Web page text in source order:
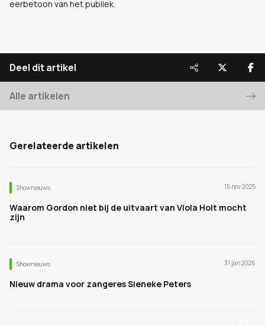
eerbetoon van het publiek.
Deel dit artikel
Alle artikelen
Gerelateerde artikelen
Shownieuws 15 nov 2025
Waarom Gordon niet bij de uitvaart van Viola Holt mocht
zijn
Shownieuws 31 jan 2026
Nieuw drama voor zangeres Sieneke Peters